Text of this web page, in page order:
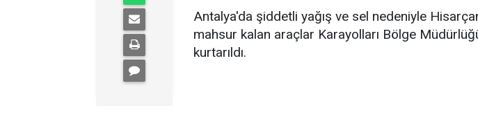
Antalya'da şiddetli yağış ve sel nedeniyle
mahsur kalan araçlar Karayolları Bölge
kurtarıldı.